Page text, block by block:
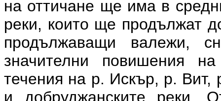
на оттичане ще има в
реки, които ще продължат
продължаващи валежи,
значителни повишения
течения на р. Искър, р.
и добруджанските реки.